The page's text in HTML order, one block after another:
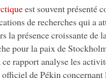
est souvent présenté
de recherches qui a
la présence croissante de
pour la paix de
ce rapport analyse les
de Pékin concernant